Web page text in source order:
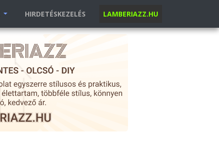
HIRDETÉSKEZELÉS LAMBERIAZZ.HU